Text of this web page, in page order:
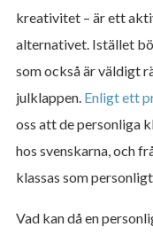
kreativitet – är ett
alternativet. Istället
som också är väldigt
julklappen. Enligt ett
oss att de personliga
hos svenskarna, och
klassas som
Vad kan då en